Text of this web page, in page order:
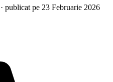
· publicat pe 23 Februarie 2026